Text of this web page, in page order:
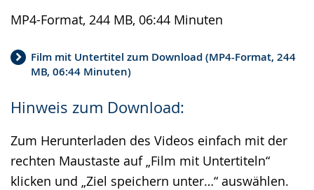
MP4-Format, 244 MB, 06:44 Minuten
Film mit Untertitel zum Download (MP4-Format, 244
MB, 06:44 Minuten)
Hinweis zum Download:
Zum Herunterladen des Videos einfach mit der
rechten Maustaste auf „Film mit Untertiteln“
klicken und „Ziel speichern unter…“ auswählen.